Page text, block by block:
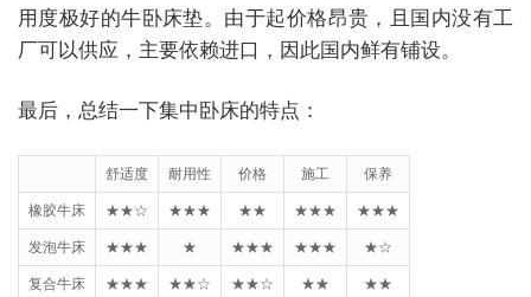
用度极好的牛卧床垫。由于起价格昂贵，且国内没有工
厂可以供应，主要依赖进口，因此国内鲜有铺设。
最后，总结一下集中卧床的特点 ：
舒适度 耐用性 价格 施工
保养
橡胶牛床
★★☆ ★★★ ★★ ★★★
★★★
发泡牛床
★★★ ★ ★★★ ★★★ ★☆
复合牛床
★★★ ★★☆ ★★☆ ★★
★★